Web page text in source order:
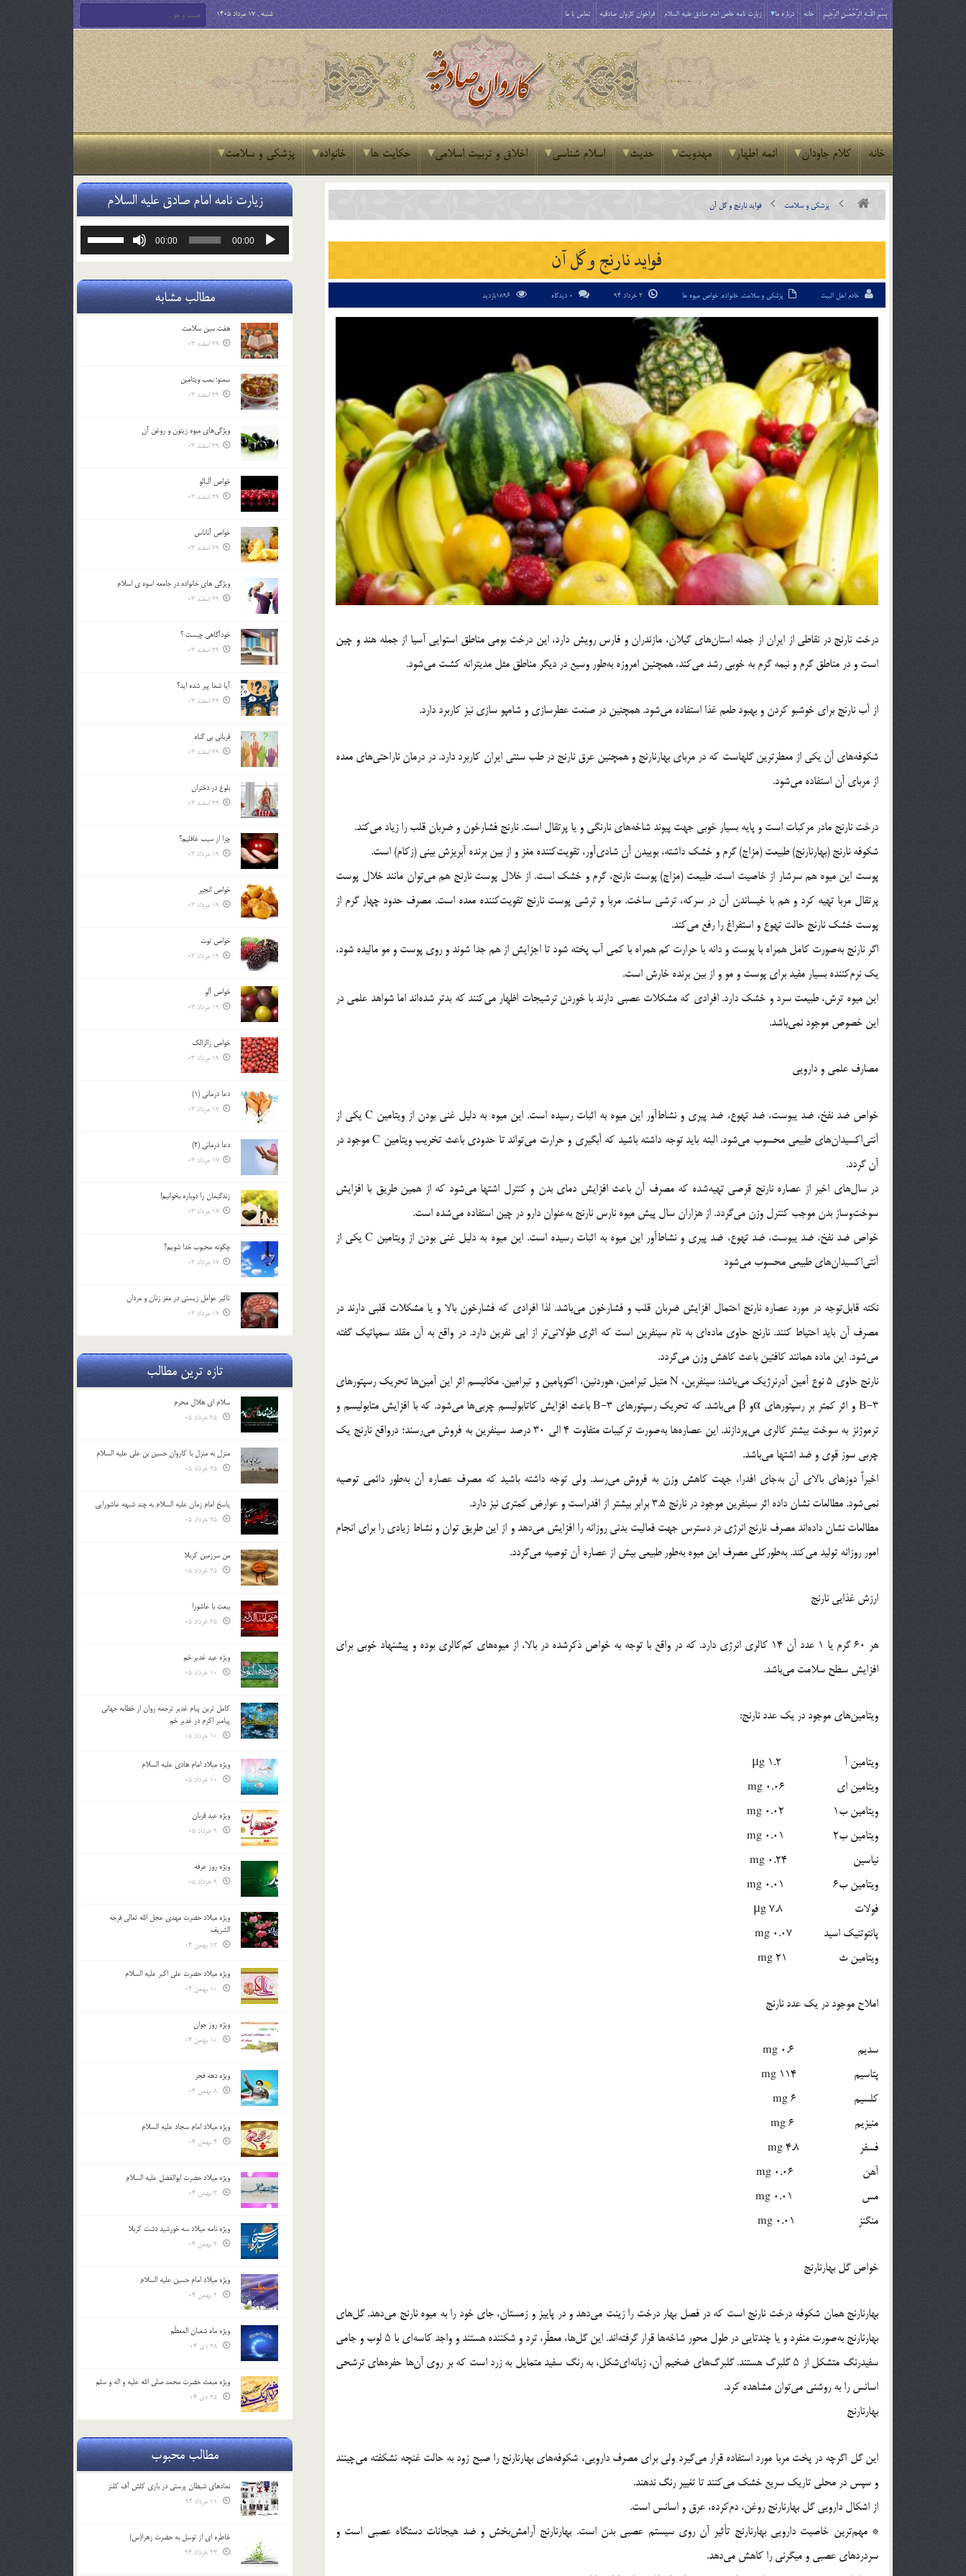
بِسْمِ اللَّـهِ الرَّحْمَـٰنِ الرَّحِيمِ خانه درباره ما زیارت نامه خاص امام صادق علیه السلام فراخوان کاروان صادقیه تماس با ما شنبه , 17 مرداد 1405
خانه کلام جاودان ائمه اطهار مهدویت حدیث اسلام شناسی اخلاق و تربیت اسلامی حکایت ها خانواده پزشکی و سلامت
پزشکی و سلامت فواید نارنج و گل آن
فواید نارنج و گل آن
خادم اهل البیت پزشکی و سلامت, خانواده, خواص میوه ها 0 دیدگاه
درخت نارنج در نقاطی از ایران از جمله استان‌های گیلان، مازندران و فارس رویش دارد، این درخت بومی مناطق استوایی آسیا از جمله هند و چین
است و در مناطق گرم و نیمه گرم به خوبی رشد می‌کند، همچنین امروزه به‌طور وسیع در دیگر مناطق مثل مدیترانه کشت می‌شود.
از آب نارنج برای خوشبو کردن و بهبود طعم غذا استفاده می‌شود. همچنین در صنعت عطرسازی و شامپو سازی نیز کاربرد دارد.
شکوفه‌های آن یکی از معطرترین گلهاست که در مربای بهارنارنج و همچنین عرق نارنج در طب سنتی ایران کاربرد دارد. در درمان ناراحتی‌های معده
از مربای آن استفاده می‌شود.
درخت نارنج مادر مرکبات است و پایه بسیار خوبی جهت پیوند شاخه‌های نارنگی و یا پرتقال است. نارنج فشارخون و ضربان قلب را زیاد می‌کند.
شکوفه نارنج (بهارنارنج) طبیعت (مزاج) گرم و خشک داشته، بوییدن آن شادی‌آور، تقویت‌کننده مغز و از بین برنده آبریزش بینی (زکام) است.
پوست این میوه هم سرشار از خاصیت است. طبیعت (مزاج) پوست نارنج، گرم و خشک است. از خلال پوست نارنج هم می‌توان مانند خلال پوست
پرتقال مربا تهیه کرد و هم با خیساندن آن در سرکه، ترشی ساخت. مربا و ترشی پوست نارنج تقویت‌کننده معده است. مصرف حدود چهار گرم از
پوست خشک نارنج حالت تهوع و استفراغ را رفع می‌کند.
اگر نارنج به‌صورت کامل همراه با پوست و دانه با حرارت کم همراه با کمی آب پخته شود تا اجزایش از هم جدا شوند و روی پوست و مو مالیده شود،
یک نرم‌کننده بسیار مفید برای پوست و مو و از بین برنده خارش است.
این میوه ترش، طبیعت سرد و خشک دارد. افرادی که مشکلات عصبی دارند با خوردن ترشیجات اظهار می‌کنند که بدتر شده‌اند اما شواهد علمی در
این خصوص موجود نمی‌باشد.
مصارف علمی و دارویی
خواص ضد نفخ، ضد یبوست، ضد تهوع، ضد پیری و نشاط‌آور این میوه به اثبات رسیده است. این میوه به دلیل غنی بودن از ویتامین C یکی از
آنتی‌اکسیدان‌های طبیعی محسوب می‌شود. البته باید توجه داشته باشید که آبگیری و حرارت می‌تواند تا حدودی باعث تخریب ویتامین C موجود در
آن گردد.
در سال‌های اخیر از عصاره نارنج قرصی تهیه‌شده که مصرف آن باعث افزایش دمای بدن و کنترل اشتها می‌شود که از همین طریق با افزایش
سوخت‌وساز بدن موجب کنترل وزن می‌گردد. از هزاران سال پیش میوه نارس نارنج به‌عنوان دارو در چین استفاده می‌شده است.
خواص ضد نفخ، ضد یبوست، ضد تهوع، ضد پیری و نشاط‌آور این میوه به اثبات رسیده است. این میوه به دلیل غنی بودن از ویتامین C یکی از
آنتی‌اکسیدان‌های طبیعی محسوب می‌شود
نکته قابل‌توجه در مورد عصاره نارنج احتمال افزایش ضربان قلب و فشارخون می‌باشد. لذا افرادی که فشارخون بالا و یا مشکلات قلبی دارند در
مصرف آن باید احتیاط کنند. نارنج حاوی ماده‌ای به نام سینفرین است که اثری طولانی‌تر از اپی نفرین دارد. در واقع به آن مقلد سمپاتیک گفته
می‌شود. این ماده همانند کافئین باعث کاهش وزن می‌گردد.
نارنج حاوی 5 نوع آمین آدرنرژیک می‌باشد: سینفرین، N متیل تیرامین، هوردنین، اکتوپامین و تیرامین. مکانیسم اثر این آمین‌ها تحریک رسپتورهای
3-B و اثر کمتر بر رسپتورهای αو β می‌باشد. که تحریک رسپتورهای 3-B باعث افزایش کاتابولیسم چربی‌ها می‌شود. که با افزایش متابولیسم و
ترموژنز به سوخت بیشتر کالری می‌پردازند. این عصاره‌ها به‌صورت ترکیبات متفاوت 4 الی 30 درصد سینفرین به فروش می‌رسند؛ درواقع نارنج یک
چربی سوز قوی و ضد اشتها می‌باشد.
اخیراً دوزهای بالای آن به‌جای افدرا، جهت کاهش وزن به فروش می‌رسد. ولی توجه داشته باشید که مصرف عصاره آن به‌طور دائمی توصیه
نمی‌شود. مطالعات نشان داده اثر سینفرین موجود در نارنج 3.5 برابر بیشتر از افدراست و عوارض کمتری نیز دارد.
مطالعات نشان داده‌اند مصرف نارنج انرژی در دسترس جهت فعالیت بدنی روزانه را افزایش می‌دهد و از این طریق توان و نشاط زیادی را برای انجام
امور روزانه تولید می‌کند. به‌طورکلی مصرف این میوه به‌طور طبیعی بیش از عصاره آن توصیه می‌گردد.
ارزش غذایی نارنج
هر 60 گرم یا 1 عدد آن 14 کالری انرژی دارد. که در واقع با توجه به خواص ذکرشده در بالا، از میوه‌های کم‌کالری بوده و پیشنهاد خوبی برای
افزایش سطح سلامت می‌باشد.
ویتامین‌های موجود در یک عدد نارنج:
ویتامین آ 1.2 μg
ویتامین ای 0.06 mg
ویتامین ب١ 0.02 mg
ویتامین ب٢ 0.01 mg
نیاسین 0.24 mg
ویتامین ب٦ 0.01 mg
فولات 7.8 μg
پانتوتنیک اسید 0.07 mg
ویتامین ث 21 mg
املاح موجود در یک عدد نارنج
سدیم 0.6 mg
پتاسیم 114 mg
کلسیم 6 mg
منیزیم 6 mg
فسفر 4.8 mg
آهن 0.06 mg
مس 0.01 mg
منگنز 0.01 mg
خواص گل بهارنارنج
بهارنارنج همان شکوفه درخت نارنج است که در فصل بهار درخت را زینت می‌دهد و در پاییز و زمستان، جای خود را به میوه نارنج می‌دهد. گل‌های
بهارنارنج به‌صورت منفرد و یا چندتایی در طول محور شاخه‌ها قرار گرفته‌اند. این گل‌ها، معطّر، ترد و شکننده هستند و واجد کاسه‌ای با ۵ لوب و جامی
سفیدرنگ متشکل از ۵ گلبرگ هستند. گلبرگ‌های ضخیم آن، زبانه‌ای‌شکل، به رنگ سفید متمایل به زرد است که بر روی آن‌ها حفره‌های ترشحی
اسانس را به روشنی می‌توان مشاهده کرد.
بهارنارنج
این گل اگرچه در پخت مربا مورد استفاده قرار می‌گیرد ولی برای مصرف دارویی، شکوفه‌های بهارنارنج را صبح زود به حالت غنچه نشکفته می‌چینند
و سپس در محلی تاریک سریع خشک می‌کنند تا تغییر رنگ ندهند.
از اشکال دارویی گل بهارنارنج روغن، دم‌کرده، عرق و اسانس است.
* مهم‌ترین خاصیت دارویی بهارنارنج تأثیر آن روی سیستم عصبی بدن است. بهارنارنج آرامش‌بخش و ضد هیجانات دستگاه عصبی است و
سردردهای عصبی و میگرنی را کاهش می‌دهد.
زیارت نامه امام صادق علیه السلام
پخش‌کننده
00:00
00:00
یا
صدا
کلیدهای
مطالب مشابه
هفت سين سلامت
29 اسفند 03
سمنو؛ بمب ويتامين
29 اسفند 03
ويژگي‌هاي ميوه زيتون و روغن آن
29 اسفند 03
خواص آلبالو
29 اسفند 03
خواص آناناس
29 اسفند 03
ويژگي هاي خانواده در جامعه اسوه ي اسلام
29 اسفند 03
خودآگاهى چيست ؟
29 اسفند 03
آیا شما پیر شده اید؟
29 اسفند 03
قرباني بي گناه
29 اسفند 03
بلوغ در دختران
29 اسفند 03
چرا از سيب غافليم؟
19 مرداد 03
خواص انجير
19 مرداد 03
خواص توت
19 مرداد 03
خواص آلو
19 مرداد 03
خواص زالزالک
19 مرداد 03
دعا درمانی (1)
17 مرداد 03
دعا درمانی (2)
17 مرداد 03
زندگيمان را دوباره بخوانيم!
17 مرداد 03
چگونه محبوب خدا شويم؟
17 مرداد 03
تاثیر عوامل زيستي در مغز زنان و مردان
17 مرداد 03
تازه ترین مطالب
سلام ای هلال محرم
منزل به منزل با کاروان حسین بن علی علیه السلام
پاسخ امام زمان علیه السلام به چند شبهه عاشورایی
من سرزمین کربلا
بیعت با عاشورا
ویژه عید غدیر خم
کامل ترین پیام غدیر ترجمه روان از خطابه جهانی
پیامبر اکرم در غدیر خم
ویژه میلاد امام هادی علیه السلام
ویژه عید قربان
ویژه روز عرفه
ویژه میلاد حضرت مهدی عجل الله تعالی فرجه
الشريف
ویژه میلاد حضرت علی اکبر علیه السلام
ویژه روز جوان
ویژه دهه فجر
ویژه میلاد امام سجاد علیه السلام
ویژه میلاد حضرت ابوالفضل علیه السلام
ویژه نامه میلاد سه خورشید دشت کربلا
ویژه میلاد امام حسین علیه السلام
ویژه ماه شعبان المعظّم
ویژه مبعث حضرت محمد صلی الله علیه و اله و سلم
مطالب محبوب
نمادهای شیطان پرستی در بازی کلش آف کلنز
خاطره ای از توسل به حضرت زهرا(س)